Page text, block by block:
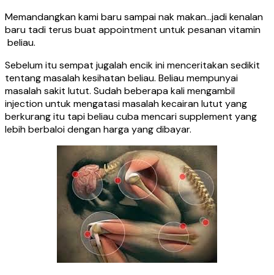
Memandangkan kami baru sampai nak makan…jadi kenalan
baru tadi terus buat appointment untuk pesanan vitamin
beliau.
Sebelum itu sempat jugalah encik ini menceritakan sedikit
tentang masalah kesihatan beliau. Beliau mempunyai
masalah sakit lutut. Sudah beberapa kali mengambil
injection untuk mengatasi masalah kecairan lutut yang
berkurang itu tapi beliau cuba mencari supplement yang
lebih berbaloi dengan harga yang dibayar.